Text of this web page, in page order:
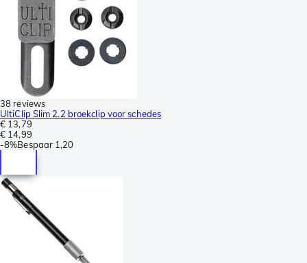
38 reviews
UltiClip Slim 2.2 broekclip voor schedes
€ 13,79
€ 14,99
-8%Bespaar 1,20